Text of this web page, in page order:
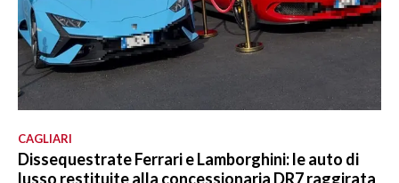
CAGLIARI
Dissequestrate Ferrari e Lamborghini: le auto di
lusso restituite alla concessionaria DR7 raggirata